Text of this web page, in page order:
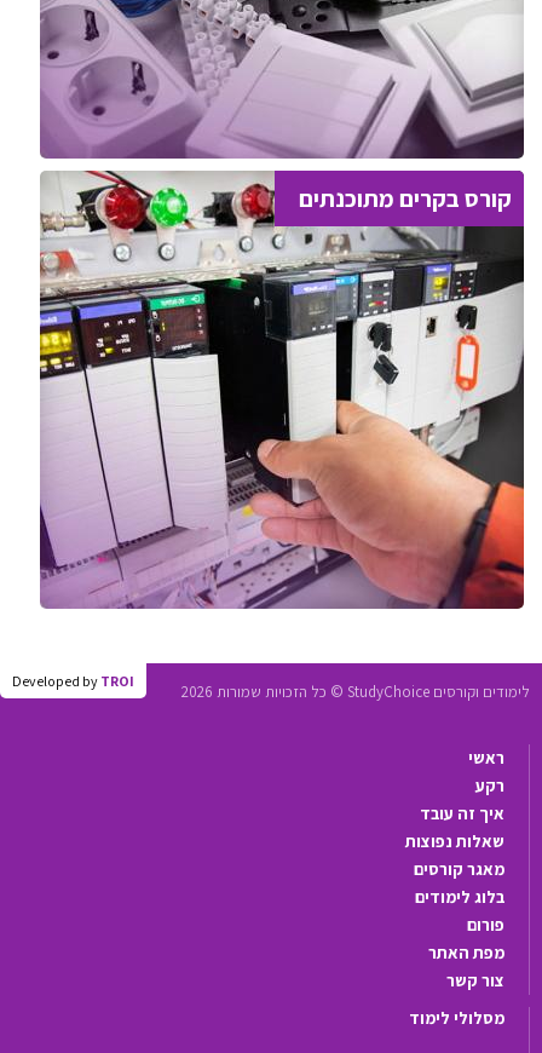
קורס בקרים מתוכנתים
Developed by TROI
לימודים וקורסים StudyChoice © כל הזכויות שמורות 2026
ראשי
רקע
איך זה עובד
שאלות נפוצות
מאגר קורסים
בלוג לימודים
פורום
מפת האתר
צור קשר
מסלולי לימוד